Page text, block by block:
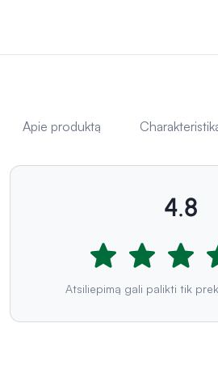
Apie produktą
4.8
Atsiliepimą gali palikti tik